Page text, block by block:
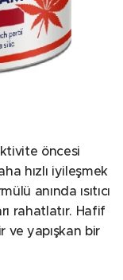
öncesi
hızlı iyileşmek
anında ısıtıcı
rahatlatır. Hafif
ve yapışkan bir